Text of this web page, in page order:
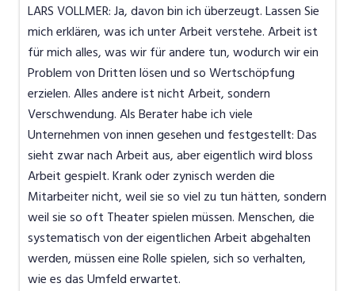
LARS VOLLMER: Ja, davon bin ich überzeugt. Lassen Sie
mich erklären, was ich unter Arbeit verstehe. Arbeit ist
für mich alles, was wir für andere tun, wodurch wir ein
Problem von Dritten lösen und so Wertschöpfung
erzielen. Alles andere ist nicht Arbeit, sondern
Verschwendung. Als Berater habe ich viele
Unternehmen von innen gesehen und festgestellt: Das
sieht zwar nach Arbeit aus, aber eigentlich wird bloss
Arbeit gespielt. Krank oder zynisch werden die
Mitarbeiter nicht, weil sie so viel zu tun hätten, sondern
weil sie so oft Theater spielen müssen. Menschen, die
systematisch von der eigentlichen Arbeit abgehalten
werden, müssen eine Rolle spielen, sich so verhalten,
wie es das Umfeld erwartet.